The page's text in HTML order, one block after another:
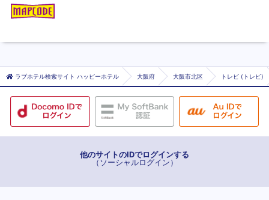
ラブホテル検索サイト ハッピーホテル 大阪府 大阪市北区 トレビ (トレビ)
他のサイトのIDでログインする
（ソーシャルログイン）